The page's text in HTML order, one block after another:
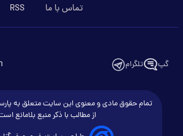
تماس با ما RSS
گپ تلگرام
تمام حقوق مادی و معنوی این سایت متعلق به
از مطالب با ذکر منبع بلامانع